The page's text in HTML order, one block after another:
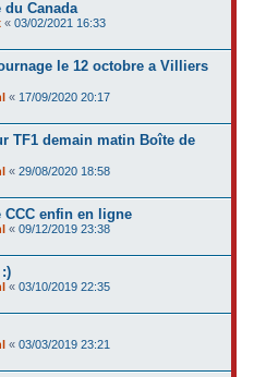
du Canada
«03/02/2021 16:33
le 12 octobre a Villiers
« 17/09/2020 20:17
TF1 demain matin Boîte de
«29/08/2020 18:58
enfin en ligne
«09/12/2019 23:38
«03/10/2019 22:35
«03/03/2019 23:21